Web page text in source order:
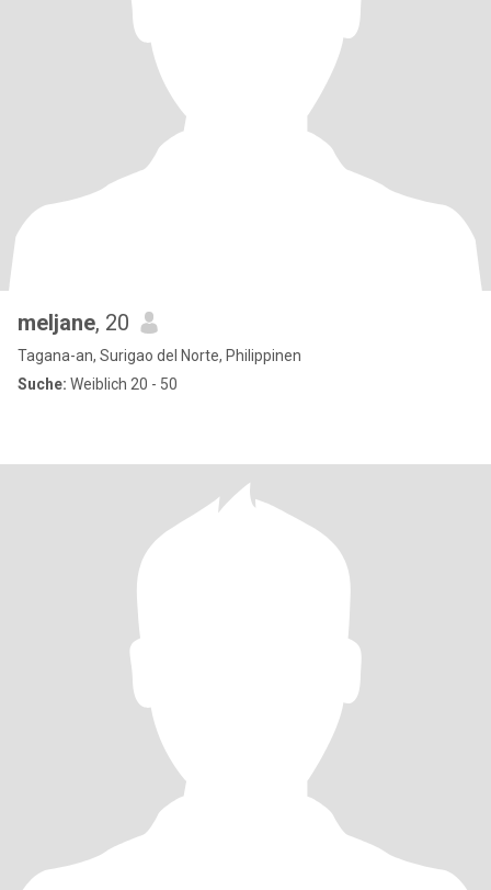
meljane, 20
Tagana-an, Surigao del Norte, Philippinen
Suche: Weiblich 20 - 50